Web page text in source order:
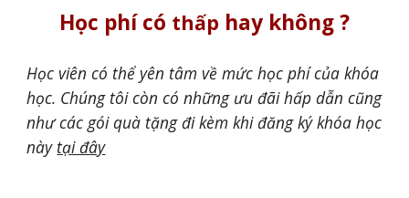
Học phí có thấp hay không ?
Học viên có thể yên tâm về mức học phí của khóa
học. Chúng tôi còn có những ưu đãi hấp dẫn cũng
như các gói quà tặng đi kèm khi đăng ký khóa học
này tại đây